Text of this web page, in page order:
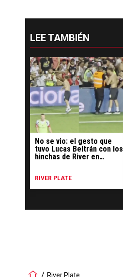
LEE TAMBIÉN
No se vio: el gesto que
tuvo Lucas Beltrán con los
hinchas de River en
RIVER PLATE
River Plate